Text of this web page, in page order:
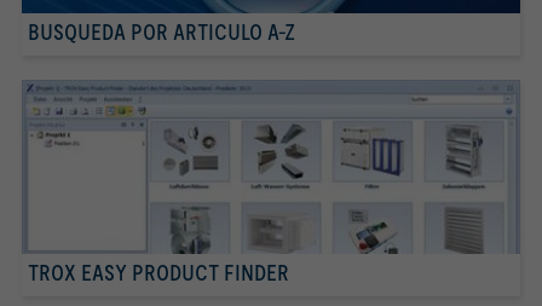
BUSQUEDA POR ARTICULO A-Z
TROX EASY PRODUCT FINDER